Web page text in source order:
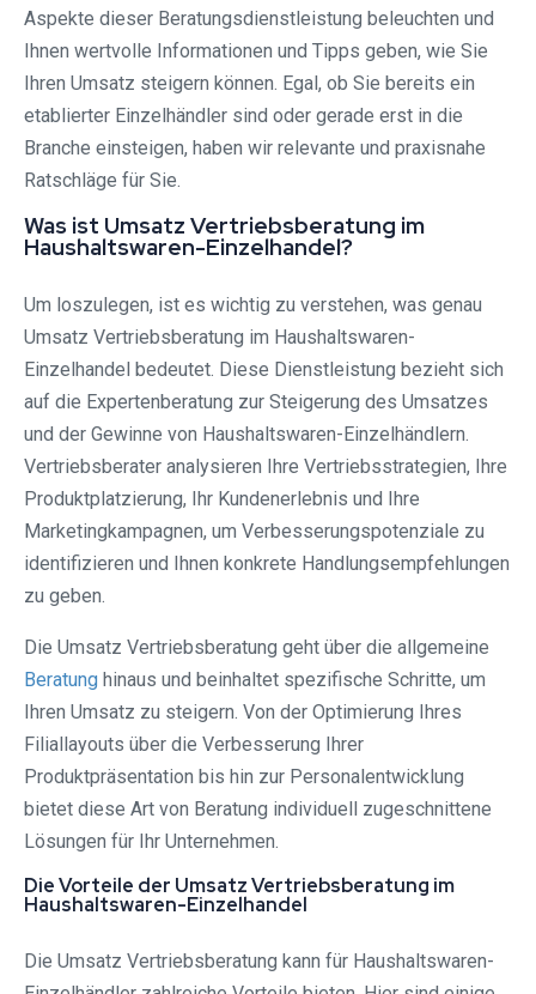
Aspekte dieser Beratungsdienstleistung beleuchten und
Ihnen wertvolle Informationen und Tipps geben, wie Sie
Ihren Umsatz steigern können. Egal, ob Sie bereits ein
etablierter Einzelhändler sind oder gerade erst in die
Branche einsteigen, haben wir relevante und praxisnahe
Ratschläge für Sie.
Was ist Umsatz Vertriebsberatung im
Haushaltswaren-Einzelhandel?
Um loszulegen, ist es wichtig zu verstehen, was genau
Umsatz Vertriebsberatung im Haushaltswaren-
Einzelhandel bedeutet. Diese Dienstleistung bezieht sich
auf die Expertenberatung zur Steigerung des Umsatzes
und der Gewinne von Haushaltswaren-Einzelhändlern.
Vertriebsberater analysieren Ihre Vertriebsstrategien, Ihre
Produktplatzierung, Ihr Kundenerlebnis und Ihre
Marketingkampagnen, um Verbesserungspotenziale zu
identifizieren und Ihnen konkrete Handlungsempfehlungen
zu geben.
Die Umsatz Vertriebsberatung geht über die allgemeine
Beratung hinaus und beinhaltet spezifische Schritte, um
Ihren Umsatz zu steigern. Von der Optimierung Ihres
Filiallayouts über die Verbesserung Ihrer
Produktpräsentation bis hin zur Personalentwicklung
bietet diese Art von Beratung individuell zugeschnittene
Lösungen für Ihr Unternehmen.
Die Vorteile der Umsatz Vertriebsberatung im
Haushaltswaren-Einzelhandel
Die Umsatz Vertriebsberatung kann für Haushaltswaren-